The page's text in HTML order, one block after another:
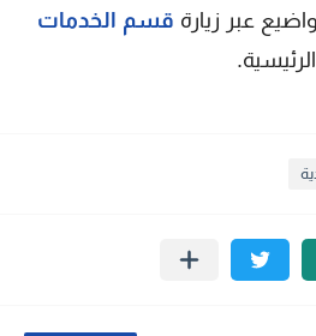
عبر زيارة قسم الخدمات